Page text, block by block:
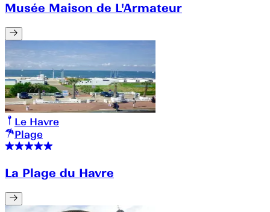
Musée Maison de L'Armateur
Le Havre
Plage
La Plage du Havre